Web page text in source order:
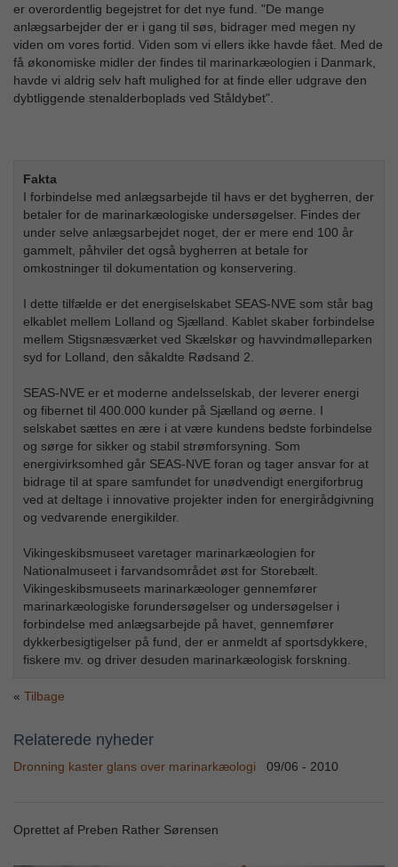
er overordentlig begejstret for det nye fund. "De mange
anlægsarbejder der er i gang til søs, bidrager med megen ny
viden om vores fortid. Viden som vi ellers ikke havde fået. Med de
få økonomiske midler der findes til marinarkæologien i Danmark,
havde vi aldrig selv haft mulighed for at finde eller udgrave den
dybtliggende stenalderboplads ved Ståldybet".
Fakta
I forbindelse med anlægsarbejde til havs er det bygherren, der
betaler for de marinarkæologiske undersøgelser. Findes der
under selve anlægsarbejdet noget, der er mere end 100 år
gammelt, påhviler det også bygherren at betale for
omkostninger til dokumentation og konservering.
I dette tilfælde er det energiselskabet SEAS-NVE som står bag
elkablet mellem Lolland og Sjælland. Kablet skaber forbindelse
mellem Stigsnæsværket ved Skælskør og havvindmølleparken
syd for Lolland, den såkaldte Rødsand 2.
SEAS-NVE er et moderne andelsselskab, der leverer energi
og fibernet til 400.000 kunder på Sjælland og øerne. I
selskabet sættes en ære i at være kundens bedste forbindelse
og sørge for sikker og stabil strømforsyning. Som
energivirksomhed går SEAS-NVE foran og tager ansvar for at
bidrage til at spare samfundet for unødvendigt energiforbrug
ved at deltage i innovative projekter inden for energirådgivning
og vedvarende energikilder.
Vikingeskibsmuseet varetager marinarkæologien for
Nationalmuseet i farvandsområdet øst for Storebælt.
Vikingeskibsmuseets marinarkæologer gennemfører
marinarkæologiske forundersøgelser og undersøgelser i
forbindelse med anlægsarbejde på havet, gennemfører
dykkerbesigtigelser på fund, der er anmeldt af sportsdykkere,
fiskere mv. og driver desuden marinarkæologisk forskning.
Tilbage
Relaterede nyheder
Dronning kaster glans over marinarkæologi 09/06 - 2010
Oprettet af Preben Rather Sørensen